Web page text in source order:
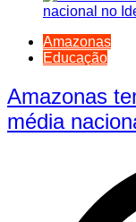
Amazonas
Educação
Amazonas
média